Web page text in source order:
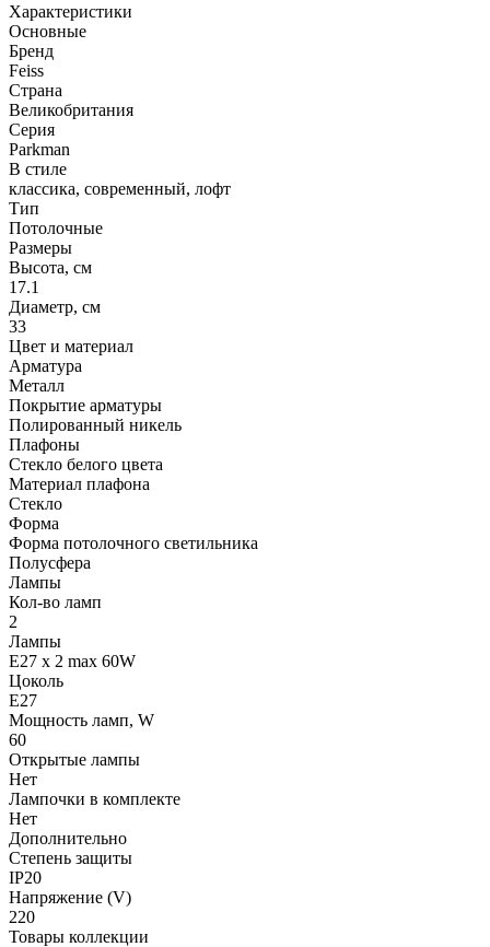
Характеристики
Основные
Бренд
Feiss
Страна
Великобритания
Серия
Parkman
В стиле
классика, современный, лофт
Тип
Потолочные
Размеры
Высота, см
17.1
Диаметр, см
33
Цвет и материал
Арматура
Металл
Покрытие арматуры
Полированный никель
Плафоны
Стекло белого цвета
Материал плафона
Стекло
Форма
Форма потолочного светильника
Полусфера
Лампы
Кол-во ламп
2
Лампы
E27 x 2 max 60W
Цоколь
E27
Мощность ламп, W
60
Открытые лампы
Нет
Лампочки в комплекте
Нет
Дополнительно
Степень защиты
IP20
Напряжение (V)
220
Товары коллекции